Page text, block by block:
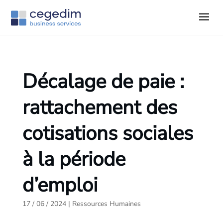
Décalage de paie :
rattachement des
cotisations sociales
à la période
d’emploi
17 / 06 / 2024| Ressources Humaines